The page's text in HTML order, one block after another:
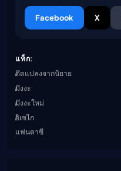
Facebook X
แท็ก:
ดัดแปลงจากนิยาย
มังงะ
มังงะใหม่
อิเซไก
แฟนตาซี